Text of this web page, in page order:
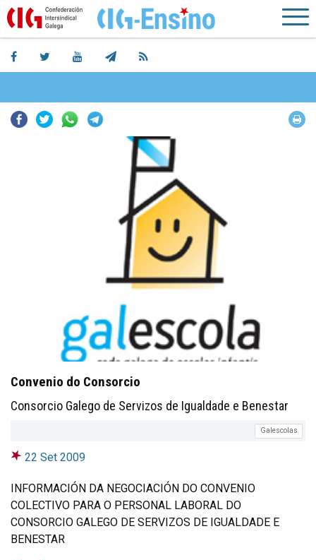
Facebook
TwitterWhatsapp
Convenio do Consorcio
Consorcio Galego de Servizos de Igualdade e Benestar
Galescolas
22 Set 2009
INFORMACIÓN DA NEGOCIACIÓN DO CONVENIO
COLECTIVO PARA O PERSONAL LABORAL DO
CONSORCIO GALEGO DE SERVIZOS DE IGUALDADE E
BENESTAR